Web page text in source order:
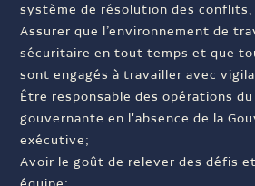
système de résolution des conflits,
Assurer que l’environnement de
sécuritaire en tout temps et que
sont engagés à travailler avec
Être responsable des opérations
gouvernante en l'absence de la
exécutive;
Avoir le goût de relever des défis